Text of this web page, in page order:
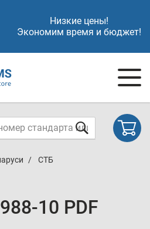
Низкие цены!
Экономим время и бюджет!
СТБ
10 PDF